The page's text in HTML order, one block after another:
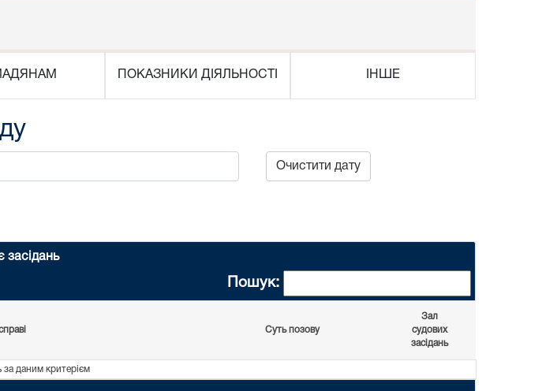
ПОКАЗНИКИ ДІЯЛЬНОСТІ ІНШЕ
Очистити дату
засідань
Пошук:
Суть позову
Зал
судових
засідань
за даним критерієм